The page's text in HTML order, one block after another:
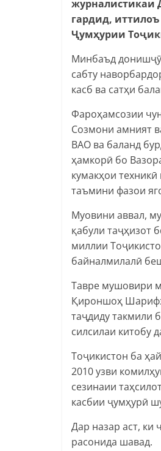
журналистикаи
гардид,
Ҷумҳурии
Минбаъд
сабту
касб ва сатҳи
Фароҳамсозии
Созмони амният
ВАО ва баланд
ҳамкорӣ бо
кумакҳои
таъмини фазои
Муовини аввал,
қабули таҷҳизот
миллии
байналмилалӣ
Тавре мушовири
Қироншоҳ
таҷдиду такмили
силсилаи китобу
Тоҷикистон ба
2010 узви
сезинаии
касбии ҷумҳурӣ
Дар назар аст, ки
расонида шавад.